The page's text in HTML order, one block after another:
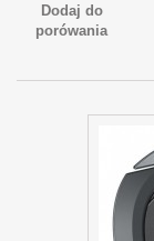
Dodaj do
porówania